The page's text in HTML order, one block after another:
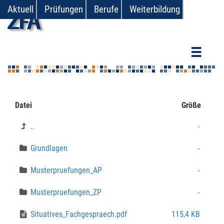
Aktuell Prüfungen Berufe Weiterbildung
zfa
Datei Größe
.. -
Grundlagen -
Musterpruefungen_AP -
Musterpruefungen_ZP -
Situatives_Fachgespraech.pdf 115,4 KB